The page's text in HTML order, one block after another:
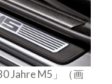
Jahre M5」（画